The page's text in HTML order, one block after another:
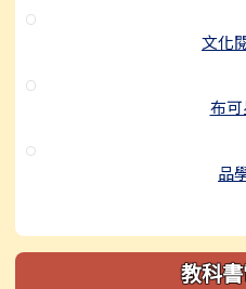
文化
布
品
教科